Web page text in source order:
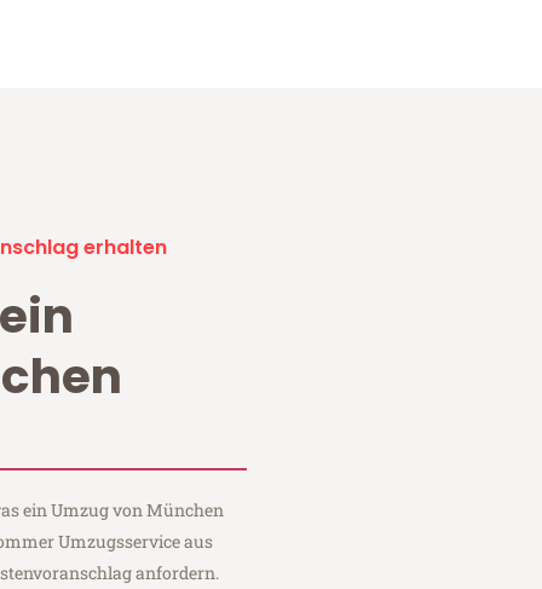
erhalten
ein Umzug von München
Umzugsservice aus
anfordern.